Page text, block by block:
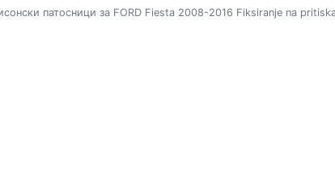
патосници за FORD Fiesta 2008-2016 Fiksiranje na